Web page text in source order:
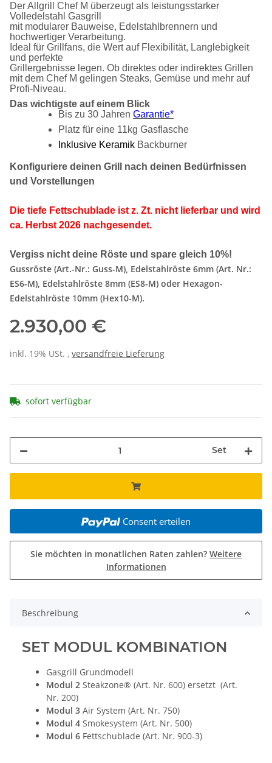
Der Allgrill Chef M überzeugt als leistungsstarker
Volledelstahl Gasgrill
mit modularer Bauweise, Edelstahlbrennern und
hochwertiger Verarbeitung.
Ideal für Grillfans, die Wert auf Flexibilität, Langlebigkeit
und perfekte
Grillergebnisse legen. Ob direktes oder indirektes Grillen
mit dem Chef M gelingen Steaks, Gemüse und mehr auf
Profi-Niveau.
Das wichtigste auf einem Blick
Bis zu 30 Jahren Garantie*
Platz für eine 11kg Gasflasche
Inklusive Keramik Backburner
Konfiguriere deinen Grill nach deinen Bedürfnissen
und Vorstellungen
Die tiefe Fettschublade ist z. Zt. nicht lieferbar und wird
ca. Herbst 2026 nachgesendet.
Vergiss nicht deine Röste und spare gleich 10%!
Gussröste (Art.-Nr.: Guss-M), Edelstahlröste 6mm (Art. Nr.:
ES6-M), Edelstahlröste 8mm (ES8-M) oder Hexagon-
Edelstahlröste 10mm (Hex10-M).
2.930,00 €
inkl. 19% USt. , versandfreie Lieferung
sofort verfügbar
Set
Consent erteilen
Sie möchten in monatlichen Raten zahlen? Weitere
Informationen
Beschreibung
SET MODUL KOMBINATION
Gasgrill Grundmodell
Modul 2 Steakzone® (Art. Nr. 600) ersetzt (Art.
Nr. 200)
Modul 3 Air System (Art. Nr. 750)
Modul 4 Smokesystem (Art. Nr. 500)
Modul 6 Fettschublade (Art. Nr. 900-3)